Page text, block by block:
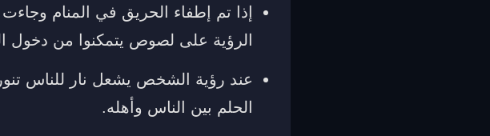
إذا تم إطفاء الحريق في المنام
الرؤية على لصوص يتمكنوا من دخول
عند رؤية الشخص يشعل نار للناس
الحلم بين الناس وأهله.